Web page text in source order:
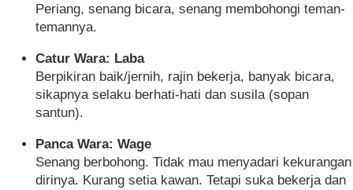
Periang, senang bicara, senang membohongi teman-
temannya.
Catur Wara: Laba
Berpikiran baik/jernih, rajin bekerja, banyak bicara,
sikapnya selaku berhati-hati dan susila (sopan
santun).
Panca Wara: Wage
Senang berbohong. Tidak mau menyadari kekurangan
dirinya. Kurang setia kawan. Tetapi suka bekerja dan